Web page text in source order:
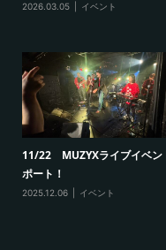
2026.03.05 イベント
11/22 MUZYXライブイベン
ポート！
2025.12.06 イベント